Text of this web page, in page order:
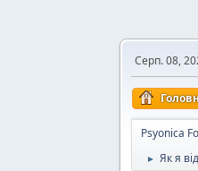
Серп. 08,
Psyonica
► Як я